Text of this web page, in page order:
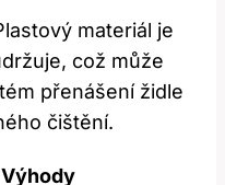
materiál je
což může
přenášení židle
čištění.
Výhody